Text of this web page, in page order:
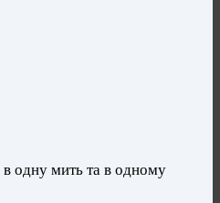
в одну мить та в одному